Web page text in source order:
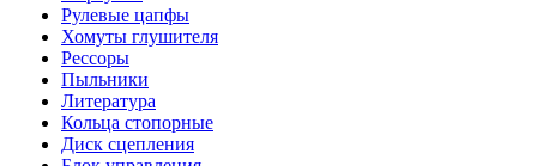
Рулевые цапфы
Хомуты глушителя
Рессоры
Пыльники
Литература
Кольца стопорные
Диск сцепления